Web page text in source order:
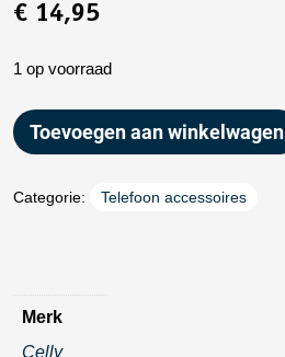
€ 14,95
1 op voorraad
Toevoegen aan winkelwagen
Categorie: Telefoon accessoires
Merk
Celly